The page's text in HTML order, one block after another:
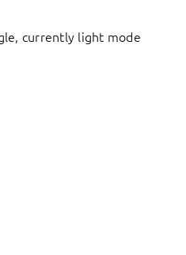
currently light mode